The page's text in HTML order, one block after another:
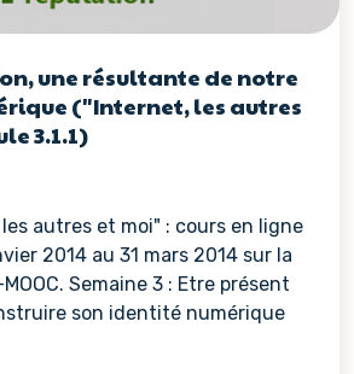
une résultante de notre
("Internet, les autres
3.1.1)
autres et moi" : cours en ligne
2014 au 31 mars 2014 sur la
Semaine 3 : Etre présent
son identité numérique